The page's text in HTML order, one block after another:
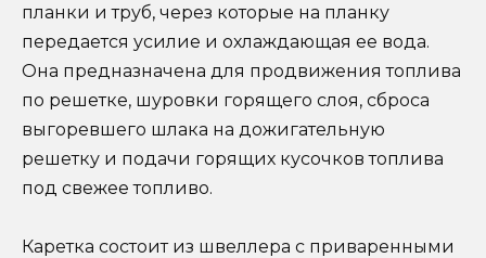
планки и труб, через которые на планку
передается усилие и охлаждающая ее вода.
Она предназначена для продвижения топлива
по решетке, шуровки горящего слоя, сброса
выгоревшего шлака на дожигательную
решетку и подачи горящих кусочков топлива
под свежее топливо.
Каретка состоит из швеллера с приваренными